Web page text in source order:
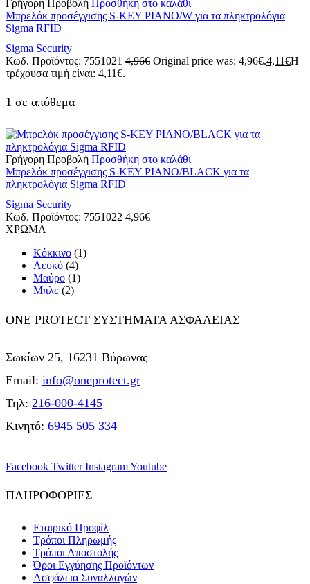
Γρήγορη Προβολή Προσθήκη στο καλάθι
Μπρελόκ προσέγγισης S-KEY PIANO/W για τα πληκτρολόγια
Sigma RFID
Sigma Security
Κωδ. Προϊόντος: 7551021 4,96€ Original price was: 4,96€.4,11€Η
τρέχουσα τιμή είναι: 4,11€.
1 σε απόθεμα
Γρήγορη Προβολή Προσθήκη στο καλάθι
Μπρελόκ προσέγγισης S-KEY PIANO/BLACK για τα
πληκτρολόγια Sigma RFID
Sigma Security
Κωδ. Προϊόντος: 7551022 4,96€
ΧΡΩΜΑ
Κόκκινο (1)
Λευκό (4)
Μαύρο (1)
Μπλε (2)
ONE PROTECT ΣΥΣΤΗΜΑΤΑ ΑΣΦΑΛΕΙΑΣ
Σωκίων 25, 16231 Βύρωνας
Email: info@oneprotect.gr
Τηλ: 216-000-4145
Κινητό: 6945 505 334
Facebook Twitter InstagramYoutube
ΠΛΗΡΟΦΟΡΙΕΣ
Εταιρικό Προφίλ
Τρόποι Πληρωμής
Τρόποι Αποστολής
Όροι Εγγύησης Προϊόντων
Ασφάλεια Συναλλαγών